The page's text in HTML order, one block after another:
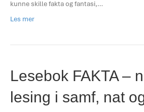
kunne skille fakta og fantasi,…
Les mer
Lesebok FAKTA –
lesing i samf, nat